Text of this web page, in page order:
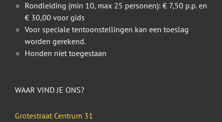
Rondleiding (min 10, max 25 personen): € 7,50 p.p. en
€ 30,00 voor gids
Voor speciale tentoonstellingen kan een toeslag
worden gerekend.
Honden niet toegestaan
WAAR VIND JE ONS?
Grotestraat Centrum 31